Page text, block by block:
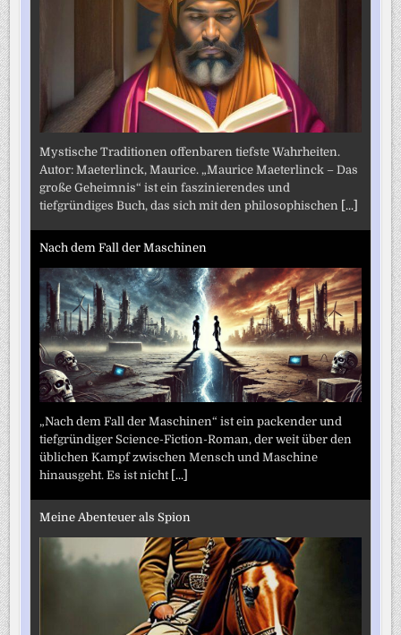
Mystische Traditionen offenbaren tiefste Wahrheiten.
Autor: Maeterlinck, Maurice. „Maurice Maeterlinck – Das
große Geheimnis“ ist ein faszinierendes und
tiefgründiges Buch, das sich mit den philosophischen [...]
Nach dem Fall der Maschinen
„Nach dem Fall der Maschinen“ ist ein packender und
tiefgründiger Science-Fiction-Roman, der weit über den
üblichen Kampf zwischen Mensch und Maschine
hinausgeht. Es ist nicht [...]
Meine Abenteuer als Spion